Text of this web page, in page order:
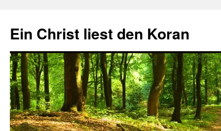
springen
Ein Christ liest den Koran